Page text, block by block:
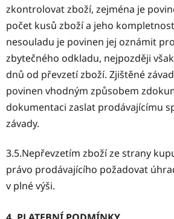
zkontrolovat zboží, zejména je
počet kusů zboží a jeho
nesouladu je povinen jej oznámit
zbytečného odkladu, nejpozději
dnů od převzetí zboží. Zjištěné
povinen vhodným způsobem
dokumentaci zaslat prodávajícímu
závady.
3.5.Nepřevzetím zboží ze strany
právo prodávajícího požadovat
v plné výši.